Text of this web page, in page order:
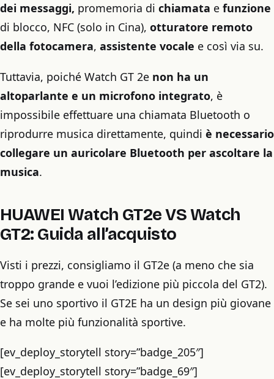
dei messaggi, promemoria di chiamata e funzione
di blocco, NFC (solo in Cina), otturatore remoto
della fotocamera, assistente vocale e così via su.
Tuttavia, poiché Watch GT 2e non ha un
altoparlante e un microfono integrato, è
impossibile effettuare una chiamata Bluetooth o
riprodurre musica direttamente, quindi è necessario
collegare un auricolare Bluetooth per ascoltare la
musica.
HUAWEI Watch GT2e VS Watch
GT2: Guida all’acquisto
Visti i prezzi, consigliamo il GT2e (a meno che sia
troppo grande e vuoi l’edizione più piccola del GT2).
Se sei uno sportivo il GT2E ha un design più giovane
e ha molte più funzionalità sportive.
[ev_deploy_storytell story=”badge_205″]
[ev_deploy_storytell story=”badge_69″]